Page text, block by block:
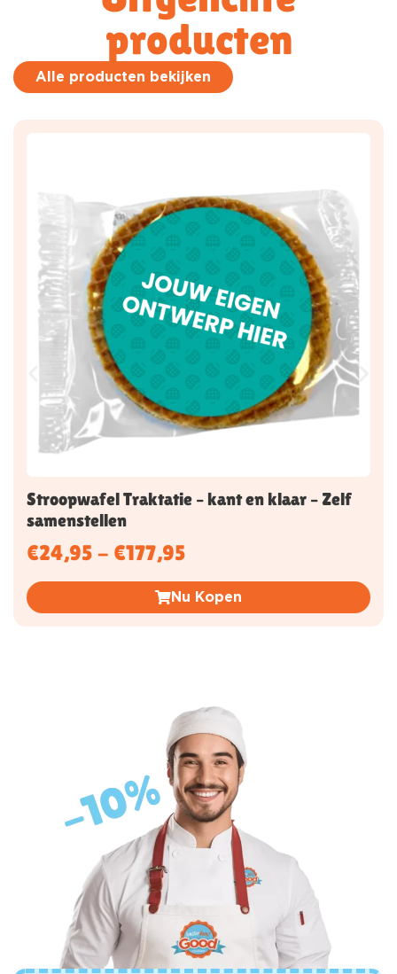
producten
Alle producten bekijken
Stroopwafel Traktatie – kant en klaar – Zelf
samenstellen
€24,95 - €177,95
Nu Kopen